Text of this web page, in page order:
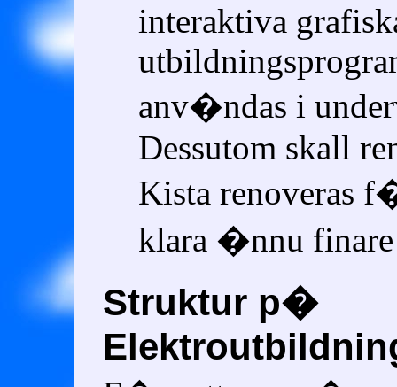
interaktiva
anv�ndas i
Dessutom skall
Kista renoveras
klara �nnu finare
Struktur p�